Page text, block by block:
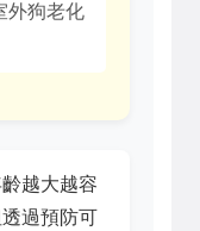
外狗老化
越大越容
過預防可